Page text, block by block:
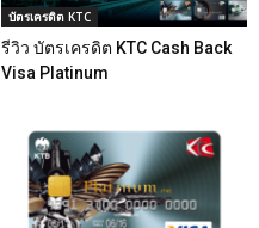
บัตรเครดิต KTC
รีวิว บัตรเครดิต KTC Cash Back
Visa Platinum